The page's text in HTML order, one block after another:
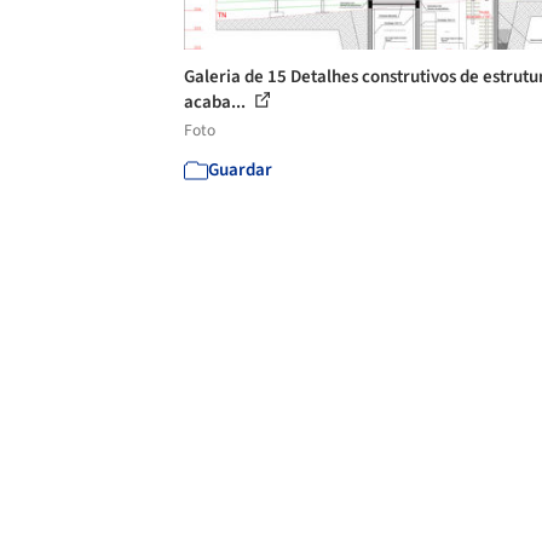
Galeria de 15 Detalhes construtivos de
acaba...
Foto
Guardar